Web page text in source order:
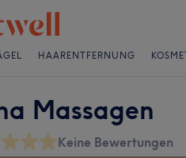
HAARENTFERNUNG
Massagen
Keine Bewertungen